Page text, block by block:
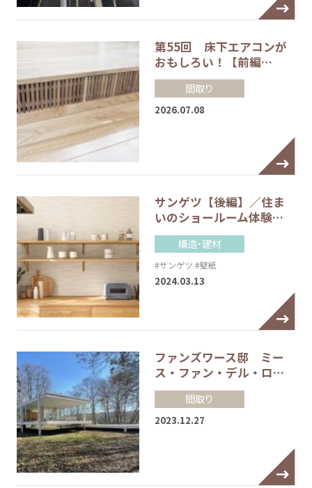
第55回 床下エアコンが
おもしろい！【前編…
間取り
2026.07.08
サンゲツ【後編】／住ま
いのショールーム体験…
構造・建材
#サンゲツ #壁紙
2024.03.13
ファンズワース邸 ミー
ス・ファン・デル・ロ…
間取り
2023.12.27